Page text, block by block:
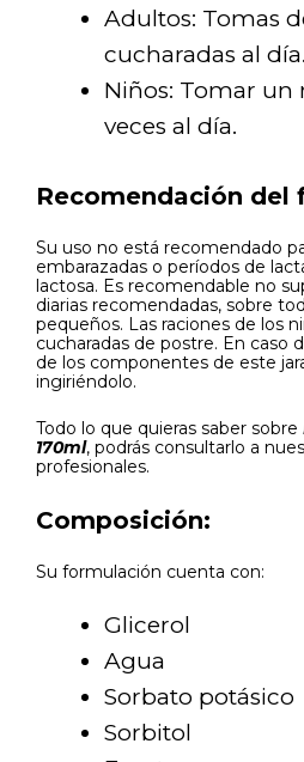
Adultos: Tomas
cucharadas al día.
Niños: Tomar un
veces al día.
Recomendación del
Su uso no está recomendado
embarazadas o períodos de
lactosa. Es recomendable no
diarias recomendadas, sobre
pequeños. Las raciones de los
cucharadas de postre. En caso
de los componentes de este
ingiriéndolo.
Todo lo que quieras saber sobre
170ml, podrás consultarlo a
profesionales.
Composición:
Su formulación cuenta con:
Glicerol
Agua
Sorbato potásico
Sorbitol